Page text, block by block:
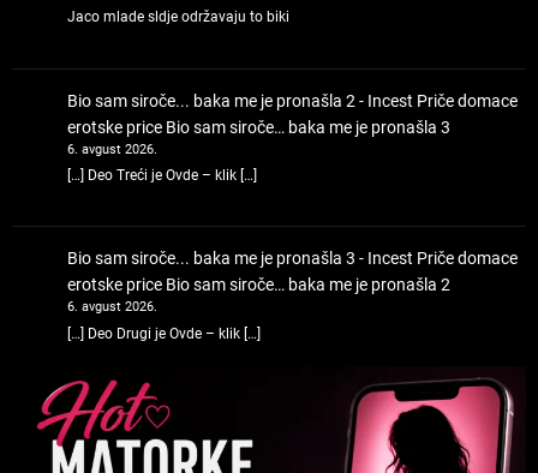
Jaco mlade sldje održavaju to biki
Bio sam siroče... baka me je pronašla 2 - Incest Priče domace
erotske price Bio sam siroče… baka me je pronašla 3
6. avgust 2026.
[…] Deo Treći je Ovde – klik […]
Bio sam siroče... baka me je pronašla 3 - Incest Priče domace
erotske price Bio sam siroče… baka me je pronašla 2
6. avgust 2026.
[…] Deo Drugi je Ovde – klik […]